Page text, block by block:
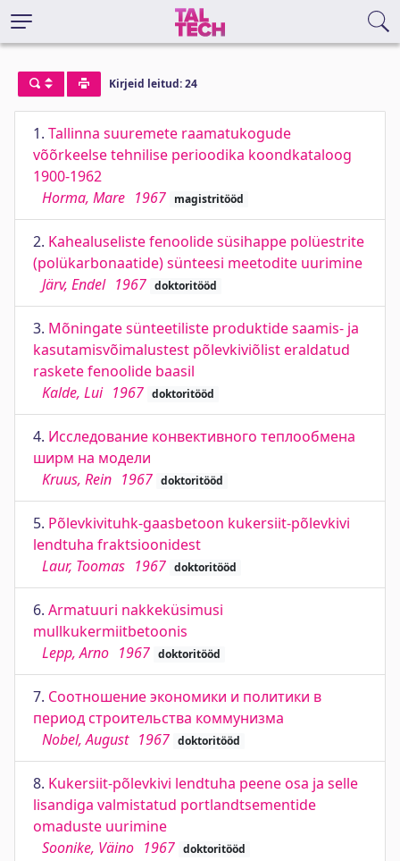
Kirjeid leitud: 24
1. Tallinna suuremete raamatukogude
võõrkeelse tehnilise perioodika koondkataloog
1900-1962
Horma, Mare 1967 magistritööd
2. Kahealuseliste fenoolide süsihappe polüestrite
(polükarbonaatide) sünteesi meetodite uurimine
Järv, Endel 1967 doktoritööd
3. Mõningate sünteetiliste produktide saamis- ja
kasutamisvõimalustest põlevkiviõlist eraldatud
raskete fenoolide baasil
Kalde, Lui 1967 doktoritööd
4. Исследование конвективного теплообмена
ширм на модели
Kruus, Rein 1967 doktoritööd
5. Põlevkivituhk-gaasbetoon kukersiit-põlevkivi
lendtuha fraktsioonidest
Laur, Toomas 1967 doktoritööd
6. Armatuuri nakkeküsimusi
mullkukermiitbetoonis
Lepp, Arno 1967 doktoritööd
7. Соотношение экономики и политики в
период строительства коммунизма
Nobel, August 1967 doktoritööd
8. Kukersiit-põlevkivi lendtuha peene osa ja selle
lisandiga valmistatud portlandtsementide
omaduste uurimine
Soonike, Väino 1967 doktoritööd